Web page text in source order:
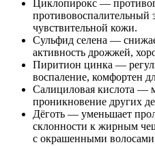
Циклопирокс —
противовоспалительный
чувствительной кожи.
Сульфид селена —
активность дрожжей,
Пиритион цинка —
воспаление, комфортен
Салициловая кислота —
проникновение других
Дёготь — уменьшает
склонности к жирным
с окрашенными